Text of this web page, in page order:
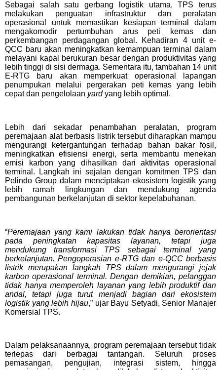
Sebagai salah satu gerbang logistik utama, TPS terus
melakukan penguatan infrastruktur dan peralatan
operasional untuk memastikan kesiapan terminal dalam
mengakomodir pertumbuhan arus peti kemas dan
perkembangan perdagangan global. Kehadiran 4 unit e-
QCC baru akan meningkatkan kemampuan terminal dalam
melayani kapal berukuran besar dengan produktivitas yang
lebih tinggi di sisi dermaga. Sementara itu, tambahan 14 unit
E-RTG baru akan memperkuat operasional lapangan
penumpukan melalui pergerakan peti kemas yang lebih
cepat dan pengelolaan yardyang lebih optimal.
Lebih dari sekadar penambahan peralatan, program
peremajaan alat berbasis listrik tersebut diharapkan mampu
mengurangi ketergantungan terhadap bahan bakar fosil,
meningkatkan efisiensi energi, serta membantu menekan
emisi karbon yang dihasilkan dari aktivitas operasional
terminal. Langkah ini sejalan dengan komitmen TPS dan
Pelindo Group dalam menciptakan ekosistem logistik yang
lebih ramah lingkungan dan mendukung agenda
pembangunan berkelanjutan di sektor kepelabuhanan.
“Peremajaan yang kami lakukan tidak hanya berorientasi
pada peningkatan kapasitas layanan, tetapi juga
mendukung transformasi TPS sebagai terminal yang
berkelanjutan. Pengoperasian e-RTG dan e-QCC berbasis
listrik merupakan langkah TPS dalam mengurangi jejak
karbon operasional terminal. Dengan demikian, pelanggan
tidak hanya memperoleh layanan yang lebih produktif dan
andal, tetapi juga turut menjadi bagian dari ekosistem
logistik yang lebih hijau,” ujar Bayu Setyadi, Senior Manajer
Komersial TPS.
Dalam pelaksanaannya, program peremajaan tersebut tidak
terlepas dari berbagai tantangan. Seluruh proses
pemasangan, pengujian, integrasi sistem, hingga